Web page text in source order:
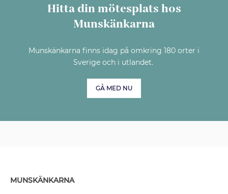
Hitta din mötesplats hos
Munskänkarna
Munskänkarna finns idag på omkring 180 orter i
Sverige och i utlandet.
GÅ MED NU
MUNSKÄNKARNA